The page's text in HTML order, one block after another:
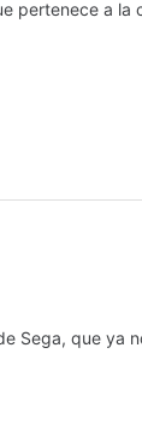
pertenece a la
Sega, que ya